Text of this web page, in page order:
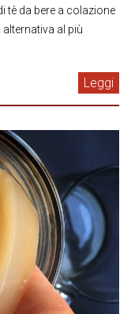
tè da bere a colazione
al più
Leggi